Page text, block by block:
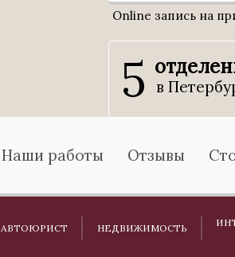
Online запись на
5 в
Наши работы Отзывы
АВТОЮРИСТ НЕДВИЖИМОСТЬ